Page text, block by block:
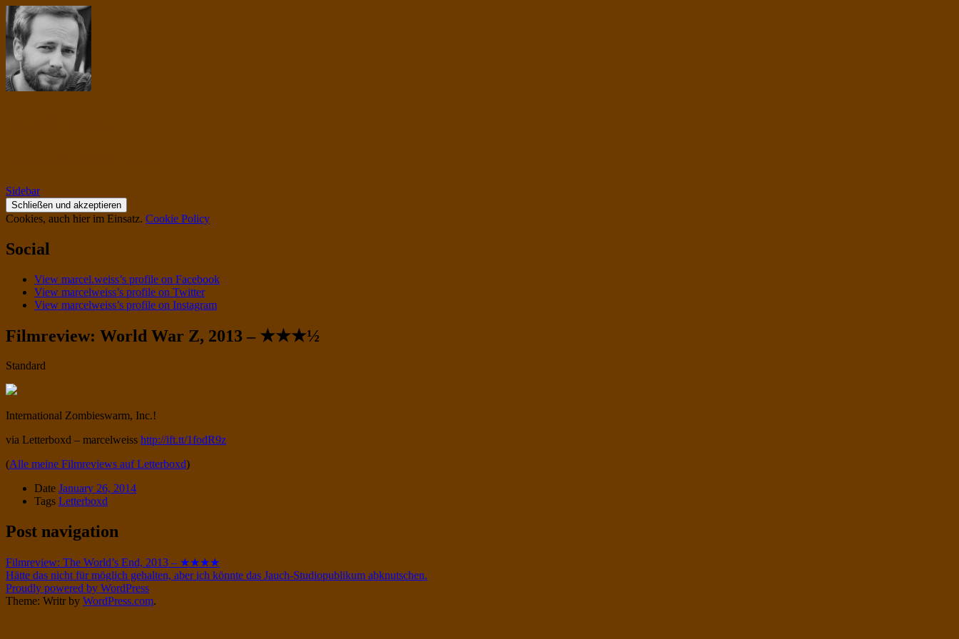
Sidebar
Cookies, auch hier im Einsatz. Cookie Policy
Social
View marcel.weiss’s profile on Facebook
View marcelweiss’s profile on Twitter
View marcelweiss’s profile on Instagram
Filmreview: World War Z, 2013 – ★★★½
Standard
International Zombieswarm, Inc.!
via Letterboxd – marcelweiss http://ift.tt/1fodR9z
(Alle meine Filmreviews auf Letterboxd)
Date January 26, 2014
Tags Letterboxd
Post navigation
Filmreview: The World’s End, 2013 – ★★★★
Hätte das nicht für möglich gehalten, aber ich könnte das Jauch-Studiopublikum abknutschen.
Proudly powered by WordPress
Theme: Writr by WordPress.com.